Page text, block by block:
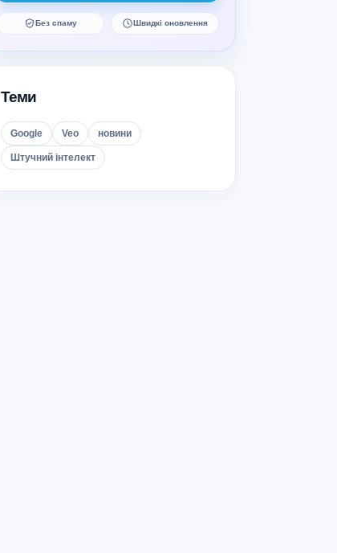
Без спаму Швидкі оновлення
Теми
Google Veo новини
Штучний інтелект